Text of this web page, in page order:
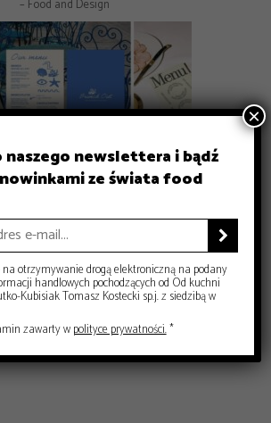
8 miejsc, które warto znać
– Food and Design
GASTRONOMIA
2026 – historyczna gala w Krakowie
– Food and Design
być luksusem? Co dziś decyduje o jego
jakości?
– Food and Design
– Food and Design
menu dla restauracji, żeby naprawdę
sprzedawało?
– Food and Design
naszego newslettera i bądź
ze świata food

otrzymywanie drogą elektroniczną na podany
handlowych pochodzących od Od kuchni
Kubisiak Tomasz Kostecki sp.j. z siedzibą w
zawarty wpolityce prywatności.*
×